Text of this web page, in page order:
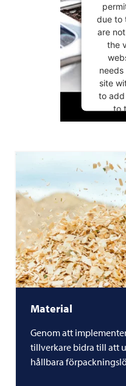
due to
are
the
site
to
to
Material
Genom att
tillverkare bidra till att
hållbara